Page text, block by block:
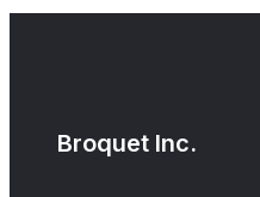
Broquet Inc.